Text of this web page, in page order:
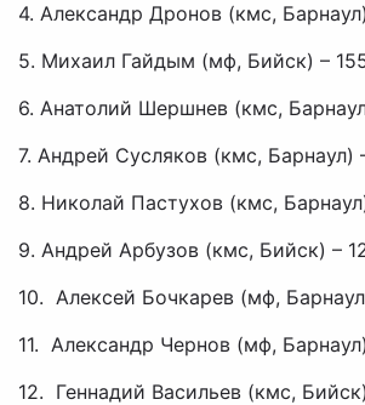
4.​ Александр Дронов (кмс,
5.​ Михаил Гайдым (мф, Бийск) –
6.​ Анатолий Шершнев (кмс,
7.​ Андрей Сусляков (кмс, Барнаул)
8.​ Николай Пастухов (кмс,
9.​ Андрей Арбузов (кмс, Бийск) –
10.​ Алексей Бочкарев (мф,
11.​ Александр Чернов (мф,
12.​ Геннадий Васильев (кмс,